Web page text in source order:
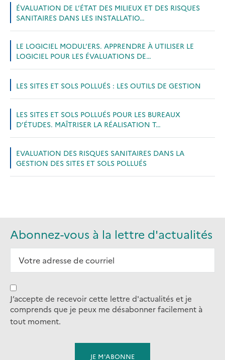
ÉVALUATION DE L’ÉTAT DES MILIEUX ET DES RISQUES
SANITAIRES DANS LES INSTALLATIO…
LE LOGICIEL MODUL’ERS. APPRENDRE À UTILISER LE
LOGICIEL POUR LES ÉVALUATIONS DE…
LES SITES ET SOLS POLLUÉS : LES OUTILS DE GESTION
LES SITES ET SOLS POLLUÉS POUR LES BUREAUX
D’ÉTUDES. MAÎTRISER LA RÉALISATION T…
EVALUATION DES RISQUES SANITAIRES DANS LA
GESTION DES SITES ET SOLS POLLUÉS
Abonnez-vous à la lettre d'actualités
J’accepte de recevoir cette lettre d'actualités et je
comprends que je peux me désabonner facilement à
tout moment.